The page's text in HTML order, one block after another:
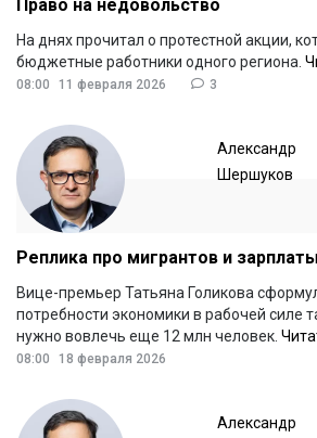
Право на недовольство
На днях прочитал о протестной акции,
бюджетные работники одного региона.
08:00 11 февраля 2026 3
Александр
Шершуков
Реплика про мигрантов и зарплаты
Вице-премьер Татьяна Голикова
потребности экономики в рабочей силе
нужно вовлечь еще 12 млн человек.
08:00 18 февраля 2026
Александр